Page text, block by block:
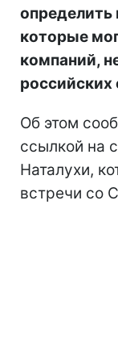
определить
которые
компаний,
российских
Об этом
ссылкой на
Наталухи,
встречи со